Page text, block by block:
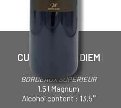
CUVÉE CARPE DIEM
Red • 2015
BORDEAUX SUPERIEUR
1.5 l Magnum
Alcohol content : 13,5°